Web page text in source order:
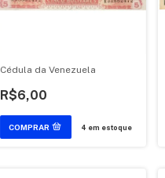
Cédula da Venezuela
R$6,00
4 em estoque